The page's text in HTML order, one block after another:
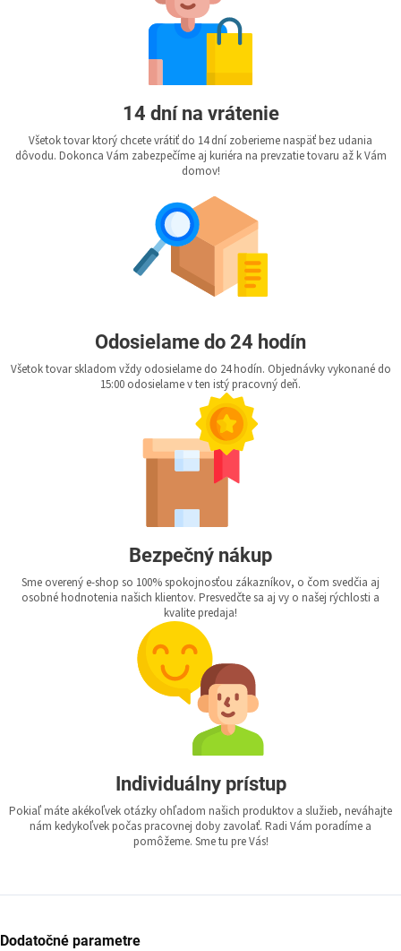
14 dní na vrátenie
Všetok tovar ktorý chcete vrátiť do 14 dní zoberieme naspäť bez udania
dôvodu. Dokonca Vám zabezpečíme aj kuriéra na prevzatie tovaru až k Vám
domov!
Odosielame do 24 hodín
Všetok tovar skladom vždy odosielame do 24 hodín. Objednávky vykonané do
15:00 odosielame v ten istý pracovný deň.
Bezpečný nákup
Sme overený e-shop so 100% spokojnosťou zákazníkov, o čom svedčia aj
osobné hodnotenia našich klientov. Presvedčte sa aj vy o našej rýchlosti a
kvalite predaja!
Individuálny prístup
Pokiaľ máte akékoľvek otázky ohľadom našich produktov a služieb, neváhajte
nám kedykoľvek počas pracovnej doby zavolať. Radi Vám poradíme a
pomôžeme. Sme tu pre Vás!
Dodatočné parametre